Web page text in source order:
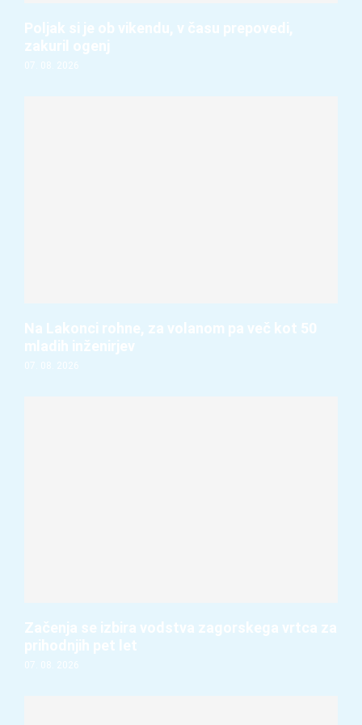
Poljak si je ob vikendu, v času prepovedi,
zakuril ogenj
07. 08. 2026
Na Lakonci rohne, za volanom pa več kot 50
mladih inženirjev
07. 08. 2026
Začenja se izbira vodstva zagorskega vrtca za
prihodnjih pet let
07. 08. 2026